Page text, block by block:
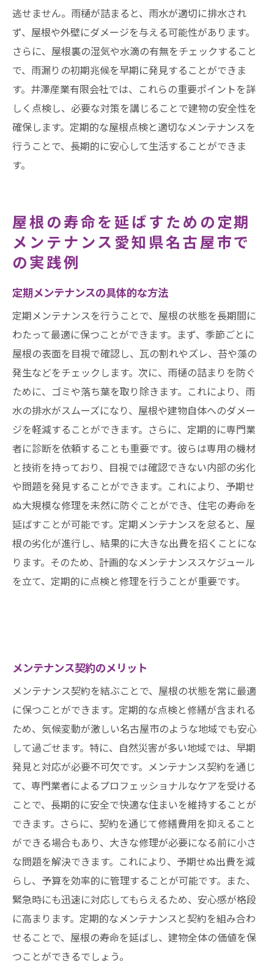
逃せません。雨樋が詰まると、雨水が適切に排水され
ず、屋根や外壁にダメージを与える可能性があります。
さらに、屋根裏の湿気や水滴の有無をチェックすること
で、雨漏りの初期兆候を早期に発見することができま
す。井澤産業有限会社では、これらの重要ポイントを詳
しく点検し、必要な対策を講じることで建物の安全性を
確保します。定期的な屋根点検と適切なメンテナンスを
行うことで、長期的に安心して生活することができま
す。
屋根の寿命を延ばすための定期
メンテナンス愛知県名古屋市で
の実践例
定期メンテナンスの具体的な方法
定期メンテナンスを行うことで、屋根の状態を長期間に
わたって最適に保つことができます。まず、季節ごとに
屋根の表面を目視で確認し、瓦の割れやズレ、苔や藻の
発生などをチェックします。次に、雨樋の詰まりを防ぐ
ために、ゴミや落ち葉を取り除きます。これにより、雨
水の排水がスムーズになり、屋根や建物自体へのダメー
ジを軽減することができます。さらに、定期的に専門業
者に診断を依頼することも重要です。彼らは専用の機材
と技術を持っており、目視では確認できない内部の劣化
や問題を発見することができます。これにより、予期せ
ぬ大規模な修理を未然に防ぐことができ、住宅の寿命を
延ばすことが可能です。定期メンテナンスを怠ると、屋
根の劣化が進行し、結果的に大きな出費を招くことにな
ります。そのため、計画的なメンテナンススケジュール
を立て、定期的に点検と修理を行うことが重要です。
メンテナンス契約のメリット
メンテナンス契約を結ぶことで、屋根の状態を常に最適
に保つことができます。定期的な点検と修繕が含まれる
ため、気候変動が激しい名古屋市のような地域でも安心
して過ごせます。特に、自然災害が多い地域では、早期
発見と対応が必要不可欠です。メンテナンス契約を通じ
て、専門業者によるプロフェッショナルなケアを受ける
ことで、長期的に安全で快適な住まいを維持することが
できます。さらに、契約を通じて修繕費用を抑えること
ができる場合もあり、大きな修理が必要になる前に小さ
な問題を解決できます。これにより、予期せぬ出費を減
らし、予算を効率的に管理することが可能です。また、
緊急時にも迅速に対応してもらえるため、安心感が格段
に高まります。定期的なメンテナンスと契約を組み合わ
せることで、屋根の寿命を延ばし、建物全体の価値を保
つことができるでしょう。